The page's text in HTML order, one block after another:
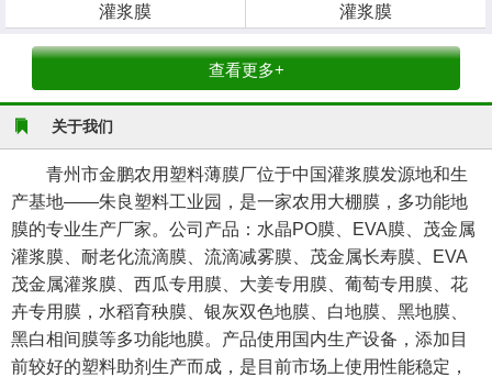
灌浆膜 灌浆膜
查看更多+
关于我们
青州市金鹏农用塑料薄膜厂位于中国灌浆膜发源地和生
产基地——朱良塑料工业园，是一家农用大棚膜，多功能地
膜的专业生产厂家。公司产品：水晶PO膜、EVA膜、茂金属
灌浆膜、耐老化流滴膜、流滴减雾膜、茂金属长寿膜、EVA
茂金属灌浆膜、西瓜专用膜、大姜专用膜、葡萄专用膜、花
卉专用膜，水稻育秧膜、银灰双色地膜、白地膜、黑地膜、
黑白相间膜等多功能地膜。产品使用国内生产设备，添加目
前较好的塑料助剂生产而成，是目前市场上使用性能稳定，